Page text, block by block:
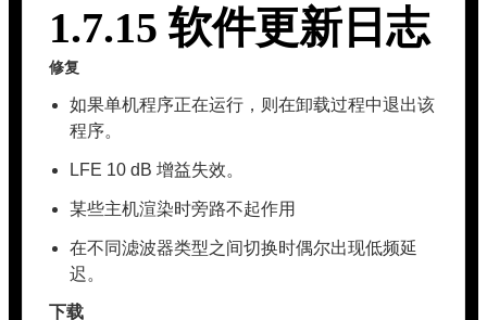
1.7.15 软件更新日志
修复
如果单机程序正在运行，则在卸载过程中退出该
程序。
LFE 10 dB 增益失效。
某些主机渲染时旁路不起作用
在不同滤波器类型之间切换时偶尔出现低频延
迟。
下载